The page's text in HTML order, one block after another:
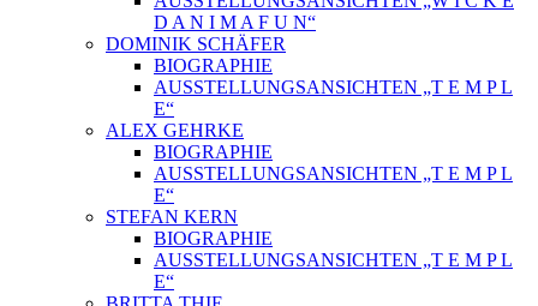
D A N I M A F U N“
DOMINIK SCHÄFER
BIOGRAPHIE
AUSSTELLUNGSANSICHTEN „T E M P L
E“
ALEX GEHRKE
BIOGRAPHIE
AUSSTELLUNGSANSICHTEN „T E M P L
E“
STEFAN KERN
BIOGRAPHIE
AUSSTELLUNGSANSICHTEN „T E M P L
E“